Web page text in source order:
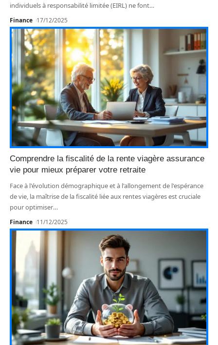
individuels à responsabilité limitée (EIRL) ne font…
Finance 17/12/2025
Comprendre la fiscalité de la rente viagère assurance
vie pour mieux préparer votre retraite
Face à l'évolution démographique et à l'allongement de l'espérance
de vie, la maîtrise de la fiscalité liée aux rentes viagères est cruciale
pour optimiser…
Finance 11/12/2025